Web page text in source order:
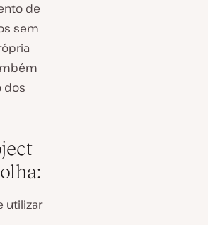
de
sem
dos
utilizar